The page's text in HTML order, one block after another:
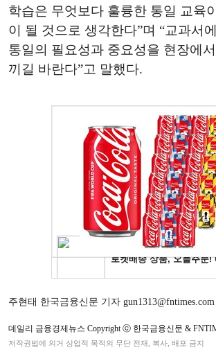
학습은 무엇보다 훌륭한 통일 교육
이 될 것으로 생각한다”며 “교과서
통일의 필요성과 중요성을 현장에
끼길 바란다”고 말했다.
주현태 한국금융신문 기자 gun1313@fntimes.com
데일리 금융경제뉴스 Copyright ⓒ 한국금융신문 &
저작권법에 의거 상업적 목적의 무단 전재, 복사, 배포 금지